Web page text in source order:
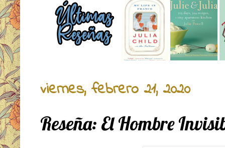
viernes, febrero 21, 2020
Reseña: El Hombre